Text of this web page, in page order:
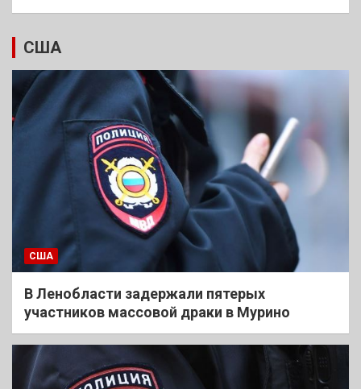
США
США
В Ленобласти задержали пятерых
участников массовой драки в Мурино